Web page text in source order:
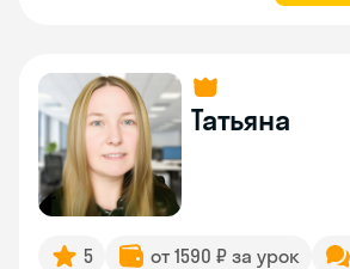
Татьяна
5 от 1590 ₽ за урок